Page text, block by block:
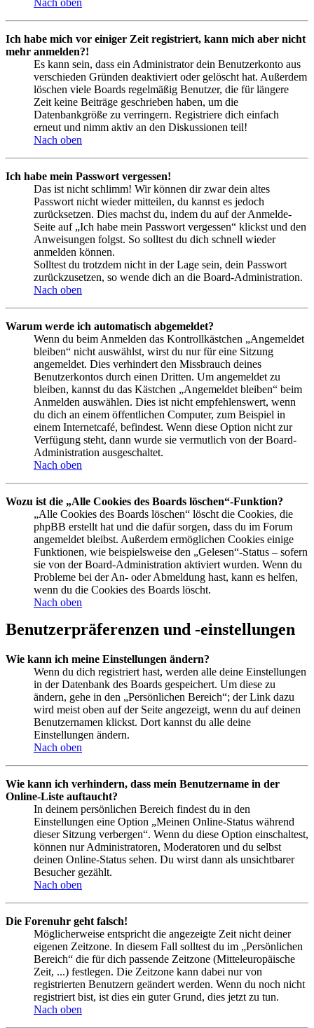
Ich habe mich vor einiger Zeit registriert, kann mich aber nicht
mehr anmelden?!
Es kann sein, dass ein Administrator dein Benutzerkonto aus
verschieden Gründen deaktiviert oder gelöscht hat. Außerdem
löschen viele Boards regelmäßig Benutzer, die für längere
Zeit keine Beiträge geschrieben haben, um die
Datenbankgröße zu verringern. Registriere dich einfach
erneut und nimm aktiv an den Diskussionen teil!
Nach oben
Ich habe mein Passwort vergessen!
Das ist nicht schlimm! Wir können dir zwar dein altes
Passwort nicht wieder mitteilen, du kannst es jedoch
zurücksetzen. Dies machst du, indem du auf der Anmelde-
Seite auf „Ich habe mein Passwort vergessen“ klickst und den
Anweisungen folgst. So solltest du dich schnell wieder
anmelden können.
Solltest du trotzdem nicht in der Lage sein, dein Passwort
zurückzusetzen, so wende dich an die Board-Administration.
Nach oben
Warum werde ich automatisch abgemeldet?
Wenn du beim Anmelden das Kontrollkästchen „Angemeldet
bleiben“ nicht auswählst, wirst du nur für eine Sitzung
angemeldet. Dies verhindert den Missbrauch deines
Benutzerkontos durch einen Dritten. Um angemeldet zu
bleiben, kannst du das Kästchen „Angemeldet bleiben“ beim
Anmelden auswählen. Dies ist nicht empfehlenswert, wenn
du dich an einem öffentlichen Computer, zum Beispiel in
einem Internetcafé, befindest. Wenn diese Option nicht zur
Verfügung steht, dann wurde sie vermutlich von der Board-
Administration ausgeschaltet.
Nach oben
Wozu ist die „Alle Cookies des Boards löschen“-Funktion?
„Alle Cookies des Boards löschen“ löscht die Cookies, die
phpBB erstellt hat und die dafür sorgen, dass du im Forum
angemeldet bleibst. Außerdem ermöglichen Cookies einige
Funktionen, wie beispielsweise den „Gelesen“-Status – sofern
sie von der Board-Administration aktiviert wurden. Wenn du
Probleme bei der An- oder Abmeldung hast, kann es helfen,
wenn du die Cookies des Boards löscht.
Nach oben
Benutzerpräferenzen und -einstellungen
Wie kann ich meine Einstellungen ändern?
Wenn du dich registriert hast, werden alle deine Einstellungen
in der Datenbank des Boards gespeichert. Um diese zu
ändern, gehe in den „Persönlichen Bereich“; der Link dazu
wird meist oben auf der Seite angezeigt, wenn du auf deinen
Benutzernamen klickst. Dort kannst du alle deine
Einstellungen ändern.
Nach oben
Wie kann ich verhindern, dass mein Benutzername in der
Online-Liste auftaucht?
In deinem persönlichen Bereich findest du in den
Einstellungen eine Option „Meinen Online-Status während
dieser Sitzung verbergen“. Wenn du diese Option einschaltest,
können nur Administratoren, Moderatoren und du selbst
deinen Online-Status sehen. Du wirst dann als unsichtbarer
Besucher gezählt.
Nach oben
Die Forenuhr geht falsch!
Möglicherweise entspricht die angezeigte Zeit nicht deiner
eigenen Zeitzone. In diesem Fall solltest du im „Persönlichen
Bereich“ die für dich passende Zeitzone (Mitteleuropäische
Zeit, ...) festlegen. Die Zeitzone kann dabei nur von
registrierten Benutzern geändert werden. Wenn du noch nicht
registriert bist, ist dies ein guter Grund, dies jetzt zu tun.
Nach oben